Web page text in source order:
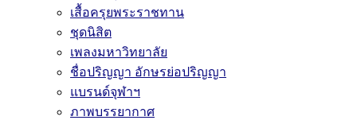
เสื้อครุยพระราชทาน
ชุดนิสิต
เพลงมหาวิทยาลัย
ชื่อปริญญา อักษรย่อปริญญา
แบรนด์จุฬาฯ
ภาพบรรยากาศ